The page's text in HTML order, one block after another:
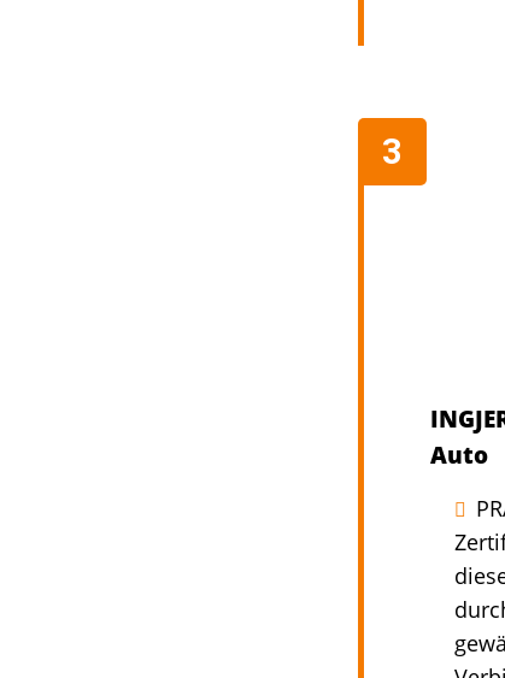
Auto